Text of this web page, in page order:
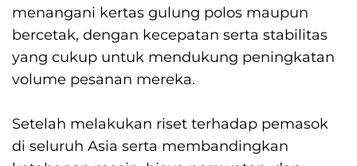
menangani kertas gulung polos maupun
bercetak, dengan kecepatan serta stabilitas
yang cukup untuk mendukung peningkatan
volume pesanan mereka.
Setelah melakukan riset terhadap pemasok
di seluruh Asia serta membandingkan